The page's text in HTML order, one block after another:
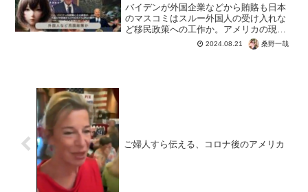
バイデンが外国企業などから賄賂も日本
のマスコミはスルー外国人の受け入れな
ど移民政策への工作か。アメリカの現職
大統領とされるバイデン一家の賄賂が発
覚。大統領が外国の個人や団体から賄賂
2024.08.21 桑野一哉
ご婦人すら伝える、コロナ後のアメリカ